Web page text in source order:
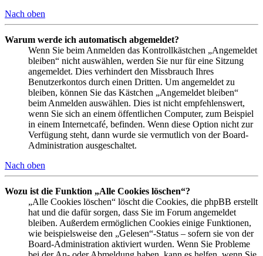
Nach oben
Warum werde ich automatisch abgemeldet?
Wenn Sie beim Anmelden das Kontrollkästchen „Angemeldet
bleiben“ nicht auswählen, werden Sie nur für eine Sitzung
angemeldet. Dies verhindert den Missbrauch Ihres
Benutzerkontos durch einen Dritten. Um angemeldet zu
bleiben, können Sie das Kästchen „Angemeldet bleiben“
beim Anmelden auswählen. Dies ist nicht empfehlenswert,
wenn Sie sich an einem öffentlichen Computer, zum Beispiel
in einem Internetcafé, befinden. Wenn diese Option nicht zur
Verfügung steht, dann wurde sie vermutlich von der Board-
Administration ausgeschaltet.
Nach oben
Wozu ist die Funktion „Alle Cookies löschen“?
„Alle Cookies löschen“ löscht die Cookies, die phpBB erstellt
hat und die dafür sorgen, dass Sie im Forum angemeldet
bleiben. Außerdem ermöglichen Cookies einige Funktionen,
wie beispielsweise den „Gelesen“-Status – sofern sie von der
Board-Administration aktiviert wurden. Wenn Sie Probleme